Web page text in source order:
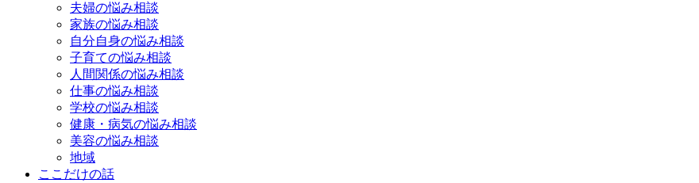
夫婦の悩み相談
家族の悩み相談
自分自身の悩み相談
子育ての悩み相談
人間関係の悩み相談
仕事の悩み相談
学校の悩み相談
健康・病気の悩み相談
美容の悩み相談
地域
ここだけの話